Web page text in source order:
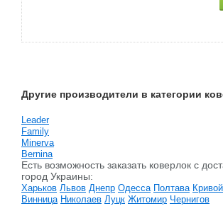
Другие производители в категории
Leader
Family
Minerva
Bernina
Есть возможность заказать коверлок c
город Украины:
Харьков Львов Днепр Одесса Полтава
Винница Николаев Луцк Житомир Чернигов